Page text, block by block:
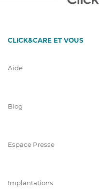
CLICK&CARE ET VOUS
Aide
Blog
Espace Presse
Implantations